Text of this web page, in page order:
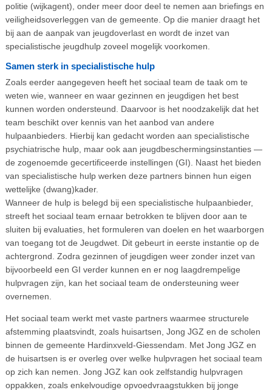
politie (wijkagent), onder meer door deel te nemen aan briefings en
veiligheidsoverleggen van de gemeente. Op die manier draagt het
bij aan de aanpak van jeugdoverlast en wordt de inzet van
specialistische jeugdhulp zoveel mogelijk voorkomen.
Samen sterk in specialistische hulp
Zoals eerder aangegeven heeft het sociaal team de taak om te
weten wie, wanneer en waar gezinnen en jeugdigen het best
kunnen worden ondersteund. Daarvoor is het noodzakelijk dat het
team beschikt over kennis van het aanbod van andere
hulpaanbieders. Hierbij kan gedacht worden aan specialistische
psychiatrische hulp, maar ook aan jeugdbeschermingsinstanties —
de zogenoemde gecertificeerde instellingen (GI). Naast het bieden
van specialistische hulp werken deze partners binnen hun eigen
wettelijke (dwang)kader.
Wanneer de hulp is belegd bij een specialistische hulpaanbieder,
streeft het sociaal team ernaar betrokken te blijven door aan te
sluiten bij evaluaties, het formuleren van doelen en het waarborgen
van toegang tot de Jeugdwet. Dit gebeurt in eerste instantie op de
achtergrond. Zodra gezinnen of jeugdigen weer zonder inzet van
bijvoorbeeld een GI verder kunnen en er nog laagdrempelige
hulpvragen zijn, kan het sociaal team de ondersteuning weer
overnemen.
Het sociaal team werkt met vaste partners waarmee structurele
afstemming plaatsvindt, zoals huisartsen, Jong JGZ en de scholen
binnen de gemeente Hardinxveld-Giessendam. Met Jong JGZ en
de huisartsen is er overleg over welke hulpvragen het sociaal team
op zich kan nemen. Jong JGZ kan ook zelfstandig hulpvragen
oppakken, zoals enkelvoudige opvoedvraagstukken bij jonge